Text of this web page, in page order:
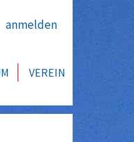
anmelden
VEREIN